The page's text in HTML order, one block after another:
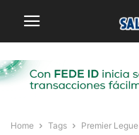
Home Tags Premier Legue